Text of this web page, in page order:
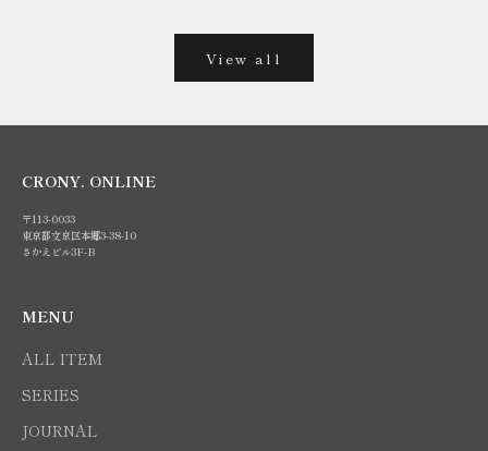
View all
CRONY. ONLINE
〒113-0033
東京都文京区本郷3-38-10
さかえビル3F-B
MENU
ALL ITEM
SERIES
JOURNAL